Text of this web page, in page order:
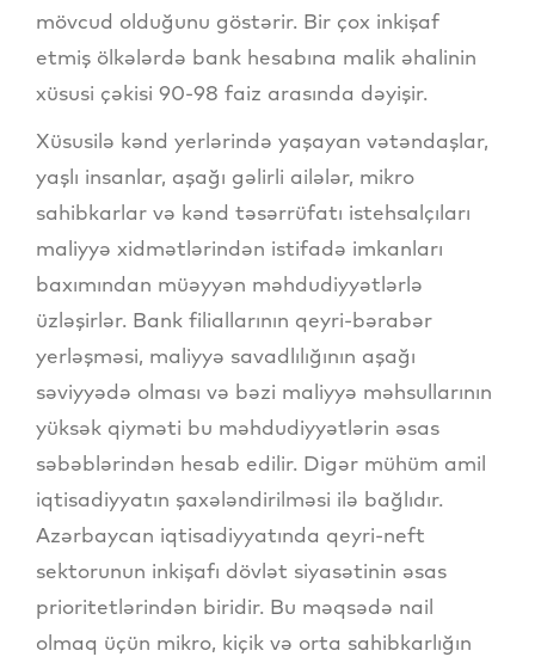
mövcud olduğunu göstərir. Bir çox inkişaf
etmiş ölkələrdə bank hesabına malik əhalinin
xüsusi çəkisi 90-98 faiz arasında dəyişir.
Xüsusilə kənd yerlərində yaşayan vətəndaşlar,
yaşlı insanlar, aşağı gəlirli ailələr, mikro
sahibkarlar və kənd təsərrüfatı istehsalçıları
maliyyə xidmətlərindən istifadə imkanları
baxımından müəyyən məhdudiyyətlərlə
üzləşirlər. Bank filiallarının qeyri-bərabər
yerləşməsi, maliyyə savadlılığının aşağı
səviyyədə olması və bəzi maliyyə məhsullarının
yüksək qiyməti bu məhdudiyyətlərin əsas
səbəblərindən hesab edilir. Digər mühüm amil
iqtisadiyyatın şaxələndirilməsi ilə bağlıdır.
Azərbaycan iqtisadiyyatında qeyri-neft
sektorunun inkişafı dövlət siyasətinin əsas
prioritetlərindən biridir. Bu məqsədə nail
olmaq üçün mikro, kiçik və orta sahibkarlığın